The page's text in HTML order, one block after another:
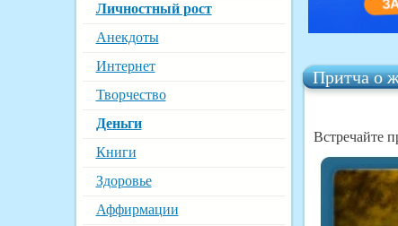
Личностный рост
Анекдоты
Интернет
Творчество
Деньги
Книги
Здоровье
Аффирмации
Притча о
Встречайте